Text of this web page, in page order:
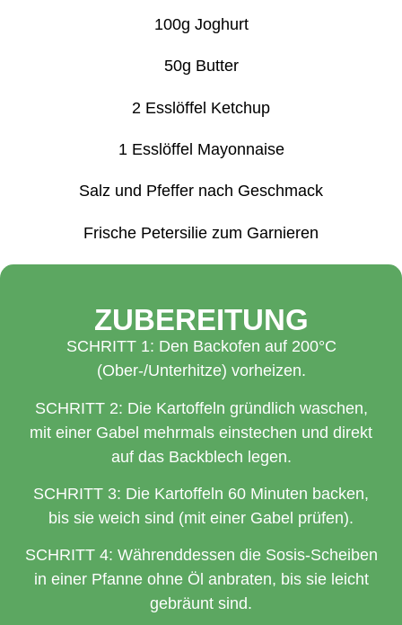
100g Joghurt
50g Butter
2 Esslöffel Ketchup
1 Esslöffel Mayonnaise
Salz und Pfeffer nach Geschmack
Frische Petersilie zum Garnieren
ZUBEREITUNG
SCHRITT 1: Den Backofen auf 200°C
(Ober-/Unterhitze) vorheizen.
SCHRITT 2: Die Kartoffeln gründlich waschen,
mit einer Gabel mehrmals einstechen und direkt
auf das Backblech legen.
SCHRITT 3: Die Kartoffeln 60 Minuten backen,
bis sie weich sind (mit einer Gabel prüfen).
SCHRITT 4: Währenddessen die Sosis-Scheiben
in einer Pfanne ohne Öl anbraten, bis sie leicht
gebräunt sind.